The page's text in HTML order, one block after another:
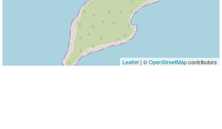
Leaflet | ©OpenStreetMapcontributors